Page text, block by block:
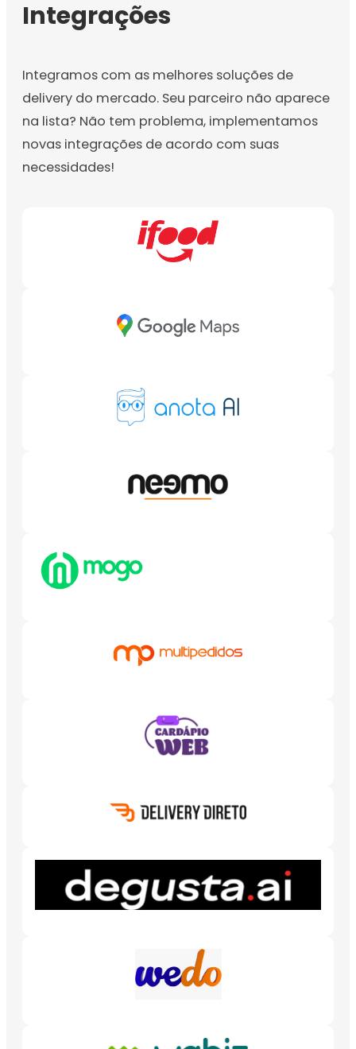
Integrações
Integramos com as melhores soluções de
delivery do mercado. Seu parceiro não aparece
na lista? Não tem problema, implementamos
novas integrações de acordo com suas
necessidades!